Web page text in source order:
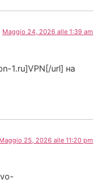
Maggio 24, 2026 alle 1:39 am
1.ru]VPN[/url] на
Maggio 25, 2026 alle 11:20 pm